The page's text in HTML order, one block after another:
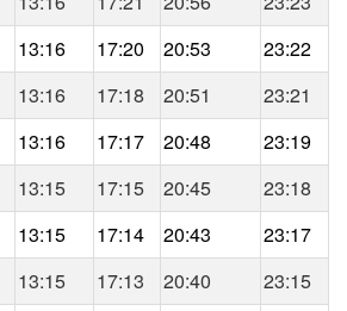
13:16 17:20 20:53
23:22
13:16 17:18 20:51
23:21
13:16 17:17 20:48
23:19
13:15 17:15 20:45
23:18
13:15 17:14 20:43
23:17
13:15 17:13 20:40
23:15